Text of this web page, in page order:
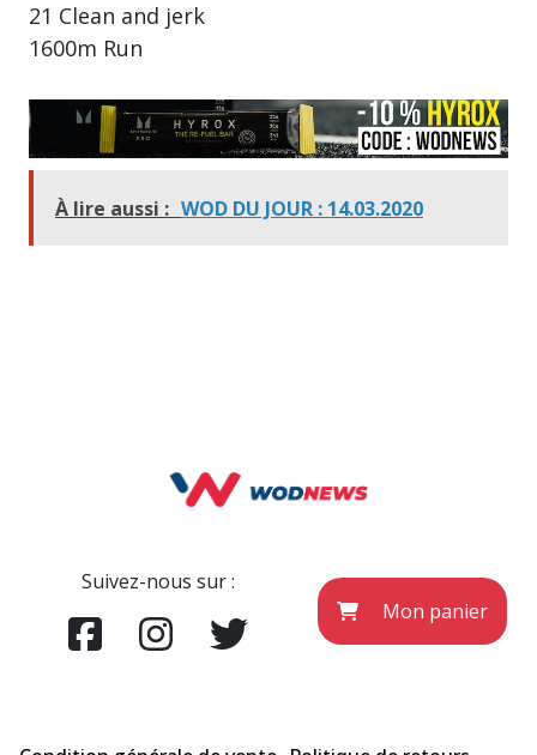
21 Clean and jerk
1600m Run
À lire aussi : WOD DU JOUR : 14.03.2020
Suivez-nous sur :
Mon panier